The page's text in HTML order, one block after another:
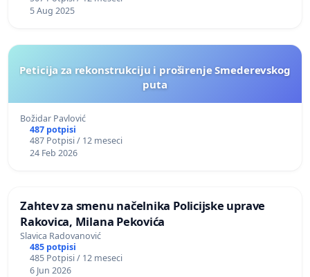
5 Aug 2025
Peticija za rekonstrukciju i proširenje Smederevskog
puta
Božidar Pavlović
487 potpisi
487 Potpisi / 12 meseci
24 Feb 2026
Zahtev za smenu načelnika Policijske uprave
Rakovica, Milana Pekovića
Slavica Radovanović
485 potpisi
485 Potpisi / 12 meseci
6 Jun 2026